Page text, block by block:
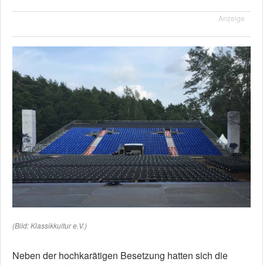
Anzeige
(Bild: Klassikkultur e.V.)
Neben der hochkarätigen Besetzung hatten sich die